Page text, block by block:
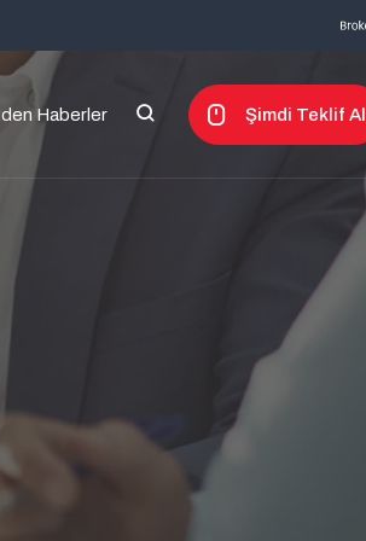
Haberler Şimdi Teklif Al